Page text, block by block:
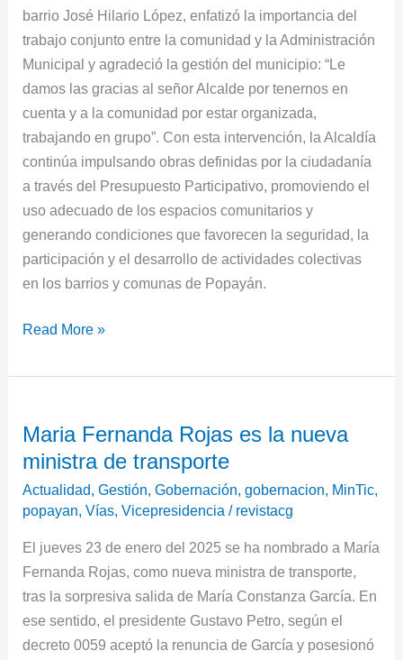
barrio José Hilario López, enfatizó la importancia del
trabajo conjunto entre la comunidad y la Administración
Municipal y agradeció la gestión del municipio: “Le
damos las gracias al señor Alcalde por tenernos en
cuenta y a la comunidad por estar organizada,
trabajando en grupo”. Con esta intervención, la Alcaldía
continúa impulsando obras definidas por la ciudadanía
a través del Presupuesto Participativo, promoviendo el
uso adecuado de los espacios comunitarios y
generando condiciones que favorecen la seguridad, la
participación y el desarrollo de actividades colectivas
en los barrios y comunas de Popayán.
Read More »
Maria Fernanda Rojas es la nueva
ministra de transporte
Actualidad,Gestión,Gobernación,gobernacion, MinTic,
popayan,Vías,Vicepresidencia / revistacg
El jueves 23 de enero del 2025 se ha nombrado a María
Fernanda Rojas, como nueva ministra de transporte,
tras la sorpresiva salida de María Constanza García. En
ese sentido, el presidente Gustavo Petro, según el
decreto 0059 aceptó la renuncia de García y posesionó
Fernanda
Rojas
es
la
ministra
de
transporte